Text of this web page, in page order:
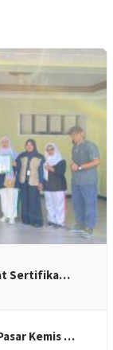
Sertifika…
Kemis …